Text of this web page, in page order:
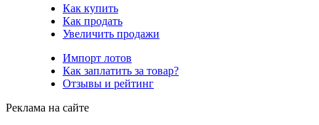
Как купить
Как продать
Увеличить продажи
Импорт лотов
Как заплатить за товар?
Отзывы и рейтинг
Реклама на сайте